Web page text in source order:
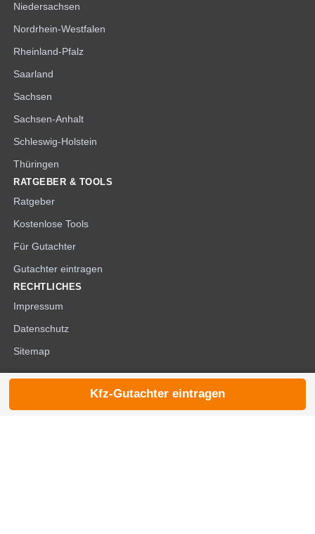
Niedersachsen
Nordrhein-Westfalen
Rheinland-Pfalz
Saarland
Sachsen
Sachsen-Anhalt
Schleswig-Holstein
Thüringen
RATGEBER & TOOLS
Ratgeber
Kostenlose Tools
Für Gutachter
Gutachter eintragen
RECHTLICHES
Impressum
Datenschutz
Sitemap
© 2026 die-kfzgutachter.de |
Kfz-Gutachter eintragen